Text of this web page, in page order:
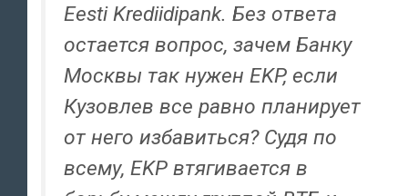
Eesti Krediidipank. Без ответа
остается вопрос, зачем Банку
Москвы так нужен EKP, если
Кузовлев все равно планирует
от него избавиться? Судя по
всему, EKP втягивается в